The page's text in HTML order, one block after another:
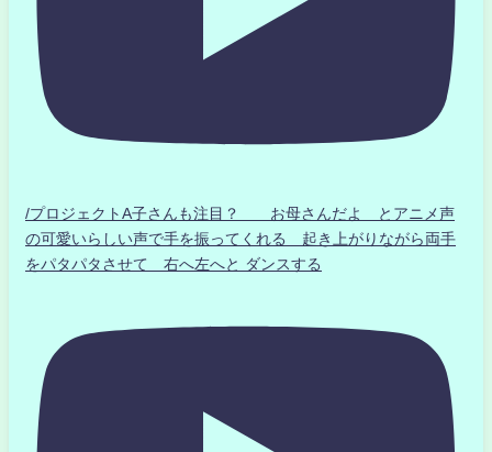
/プロジェクトA子さんも注目？ お母さんだよ とアニメ声
の可愛いらしい声で手を振ってくれる 起き上がりながら両手
をパタパタさせて 右へ左へと ダンスする